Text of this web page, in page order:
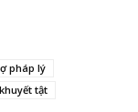
pháp lý
tật